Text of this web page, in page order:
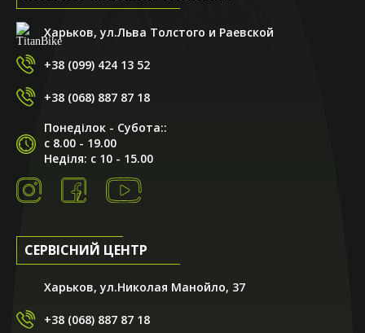
Харьков, ул.Льва Толстого и Раевской
+38 (099) 424 13 52
+38 (068) 887 87 18
Понеділок - Субота::
с 8.00 - 19.00
Неділя: с 10 - 15.00
СЕРВІСНИЙ ЦЕНТР
Харьков, ул.Николая Манойло, 37
+38 (068) 887 87 18